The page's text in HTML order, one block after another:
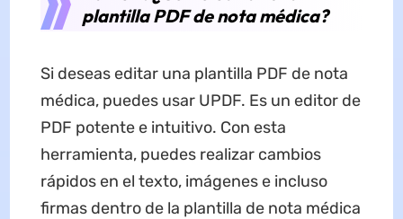
plantilla PDF de nota médica?
Si deseas editar una plantilla PDF de nota
médica, puedes usar UPDF. Es un editor de
PDF potente e intuitivo. Con esta
herramienta, puedes realizar cambios
rápidos en el texto, imágenes e incluso
firmas dentro de la plantilla de nota médica